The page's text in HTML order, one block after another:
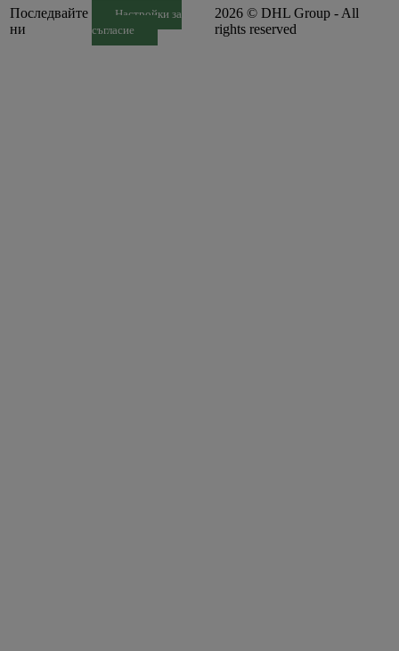
Последвайте
ни
Настройки за
съгласие
2026 © DHL Group - All
rights reserved